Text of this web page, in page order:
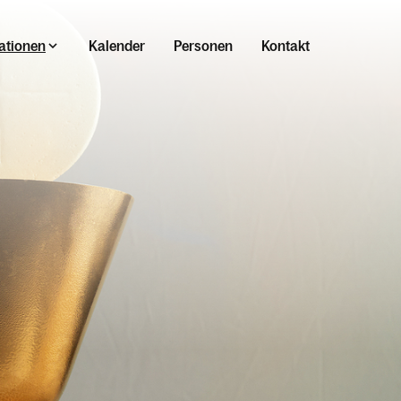
Kalender Personen Kontakt